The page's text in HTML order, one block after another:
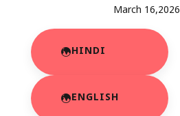
March 16,2026
HINDI
ENGLISH